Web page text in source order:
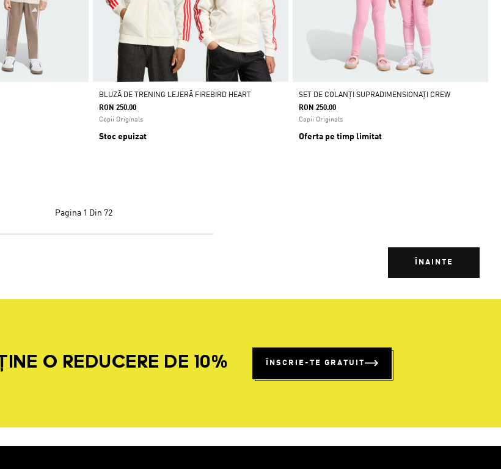
BLUZĂ DE TRENING LEJERĂ FIREBIRD HEART
RON 250.00
Copii Originals
Stoc epuizat
SET DE COLANȚI SUPRADIMENSIONAȚI CREW
RON 250.00
Copii Originals
Oferta pe timp limitat
Pagina 1 Din 72
ÎNAINTE
O REDUCERE DE 10% ÎNSCRIE-TE GRATUIT